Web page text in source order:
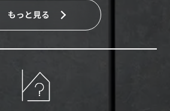
もっと見る